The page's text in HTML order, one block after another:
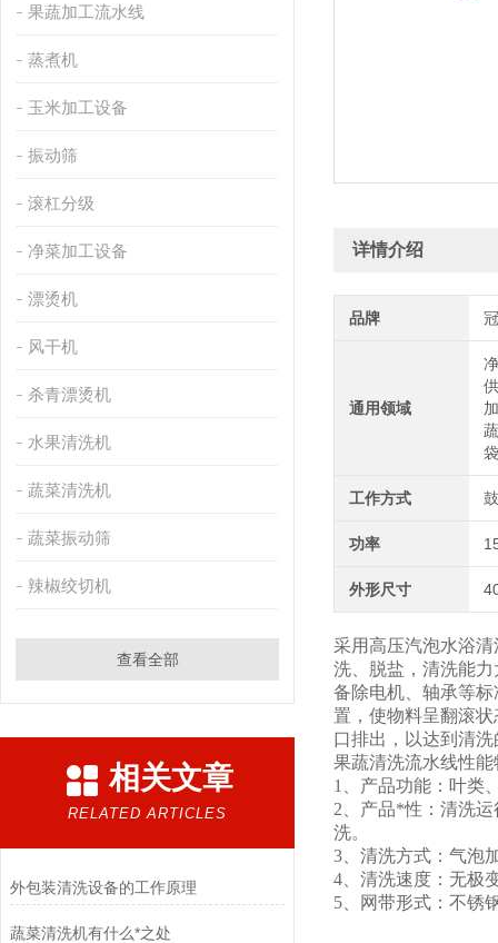
果蔬加工流水线
蒸煮机
玉米加工设备
振动筛
滚杠分级
净菜加工设备
漂烫机
风干机
杀青漂烫机
水果清洗机
蔬菜清洗机
蔬菜振动筛
辣椒绞切机
查看全部
相关文章
RELATED ARTICLES
外包装清洗设备的工作原理
蔬菜清洗机有什么*之处
详情介绍
品牌
通用领域
工作方式
功率
外形尺寸
采用高压汽泡水浴
洗、脱盐，清洗能
备除电机、轴承等
置，使物料呈翻滚
口排出，以达到清
果蔬清洗流水线性能
1、产品功能：叶类
2、产品*性：清洗
洗。
3、清洗方式：气泡
4、清洗速度：无极
5、网带形式：不锈